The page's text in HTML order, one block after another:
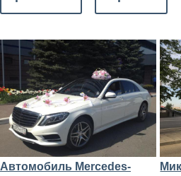
Автомобиль Mercedes-